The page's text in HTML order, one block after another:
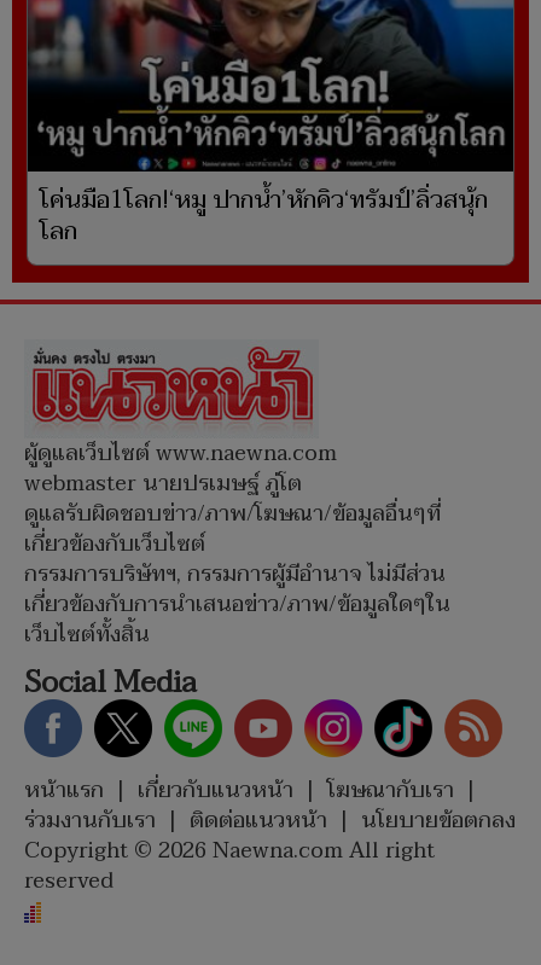
โค่นมือ1โลก!‘หมู ปากน้ำ’หักคิว‘ทรัมป์’ลิ่วสนุ้ก
โลก
ผู้ดูแลเว็บไซต์ www.naewna.com
webmaster นายปรเมษฐ์ ภู่โต
ดูแลรับผิดชอบข่าว/ภาพ/โฆษณา/ข้อมูลอื่นๆที่
เกี่ยวข้องกับเว็บไซต์
กรรมการบริษัทฯ, กรรมการผู้มีอำนาจ ไม่มีส่วน
เกี่ยวข้องกับการนำเสนอข่าว/ภาพ/ข้อมูลใดๆใน
เว็บไซต์ทั้งสิ้น
Social Media
หน้าแรก | เกี่ยวกับแนวหน้า | โฆษณากับเรา |
ร่วมงานกับเรา | ติดต่อแนวหน้า | นโยบายข้อตกลง
Copyright © 2026 Naewna.com All right
reserved